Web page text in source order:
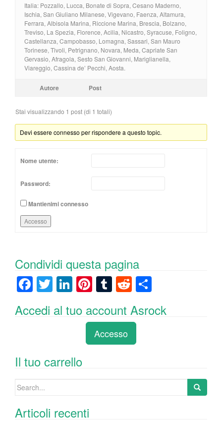
Italia: Pozzallo, Lucca, Bonate di Sopra, Cesano Maderno,
Ischia, San Giuliano Milanese, Vigevano, Faenza, Altamura,
Ferrara, Albisola Marina, Riccione Marina, Brescia, Bolzano,
Treviso, La Spezia, Florence, Acilia, Nicastro, Syracuse, Foligno,
Castellanza, Campobasso, Lomagna, Sassari, San Mauro
Torinese, Tivoli, Petrignano, Novara, Meda, Capriate San
Gervasio, Afragola, Sesto San Giovanni, Mariglianella,
Viareggio, Cassina de’ Pecchi, Aosta.
Autore Post
Stai visualizzando 1 post (di 1 totali)
Devi essere connesso per rispondere a questo topic.
Nome utente:
Password:
Mantienimi connesso
Accesso
Condividi questa pagina
F
c
o
o
k
T
wi
tt
Li
k
n
Pi
er
e
st
T
m
bl
r
R
e
d
di
t
n
Accedi al tuo account Asrock
Accesso
Il tuo carrello
Search
Articoli recenti